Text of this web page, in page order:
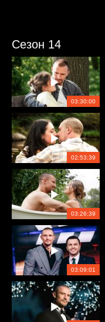
Сезон 14
03:30:00
02:53:39
03:26:39
03:09:01